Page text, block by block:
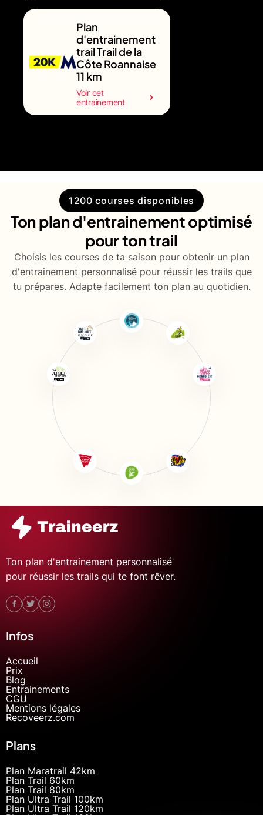
Plan
d'entrainement
trail Trail de la
Côte Roannaise
11 km
Voir cet
entrainement
1200 courses disponibles
Ton plan d'entrainement optimisé
pour ton trail
Choisis les courses de ta saison pour obtenir un plan
d'entrainement personnalisé pour réussir les trails que
tu prépares. Adapte facilement ton plan au quotidien.
Ton plan d'entrainement personnalisé
pour réussir les trails qui te font rêver.
Infos
Accueil
Prix
Blog
Entrainements
CGU
Mentions légales
Recoveerz.com
Plans
Plan Maratrail 42km
Plan Trail 60km
Plan Trail 80km
Plan Ultra Trail 100km
Plan Ultra Trail 120km